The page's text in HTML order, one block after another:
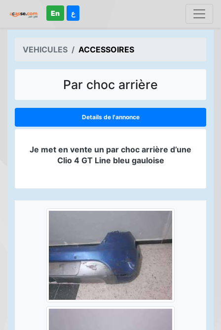
En ع
VEHICULES ACCESSOIRES
Par choc arrière
Details de l'annonce
Je met en vente un par choc arrière d’une
Clio 4 GT Line bleu gauloise